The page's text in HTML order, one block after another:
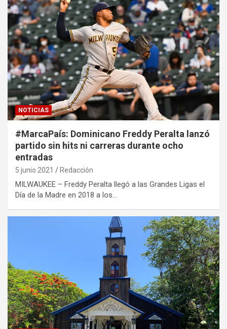
NOTICIAS
#MarcaPaís: Dominicano Freddy Peralta lanzó
partido sin hits ni carreras durante ocho
entradas
5 junio 2021 Redacción
MILWAUKEE – Freddy Peralta llegó a las Grandes Ligas el
Día de la Madre en 2018 a los…